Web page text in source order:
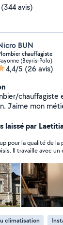
(344 avis)
BUN
chauffagiste
(Beyris-Polo)
4,4/5 (26 avis)
chauffagiste
J'aime mon
laissé par
pour la qualité de
Il travaille avec
le suivi. Au top ! Je
climatisation